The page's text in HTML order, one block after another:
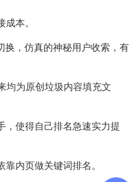
本。
，仿真的神秘用户收索，有
均为原创垃圾内容填充文
使得自己排名急速实力提
内页做关键词排名。